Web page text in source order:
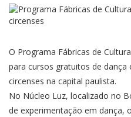
O Programa Fábricas de
para cursos gratuitos de
circenses na capital paulista.
No Núcleo Luz, localizado no
de experimentação em dança,